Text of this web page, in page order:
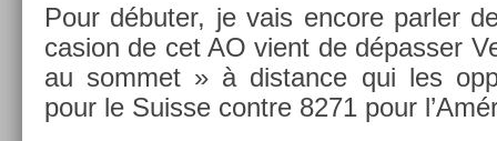
Pour débuter, je vais en­core parl­er
cas­ion de cet AO vient de dépass­er
au som­met » à dis­tan­ce qui les
pour le Suis­se con­tre 8271 pour